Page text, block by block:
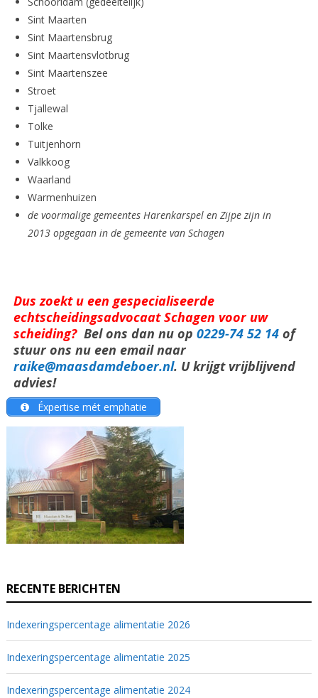
Sint Maarten
Sint Maartensbrug
Sint Maartensvlotbrug
Sint Maartenszee
Stroet
Tjallewal
Tolke
Tuitjenhorn
Valkkoog
Waarland
Warmenhuizen
de voormalige gemeentes Harenkarspel en Zijpe zijn in
2013 opgegaan in de gemeente van Schagen
Dus zoekt u een gespecialiseerde
echtscheidingsadvocaat Schagen voor uw
scheiding?Bel ons dan nu op 0229-74 52 14of
stuur ons nu een email naar
raike@maasdamdeboer.nl. U krijgt vrijblijvend
advies!
Éxpertise mét emphatie
RECENTE BERICHTEN
Indexeringspercentage alimentatie 2026
Indexeringspercentage alimentatie 2025
Indexeringspercentage alimentatie 2024